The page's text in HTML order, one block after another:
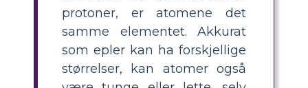
protoner, er atomene det
samme elementet. Akkurat
som epler kan ha forskjellige
størrelser, kan atomer også